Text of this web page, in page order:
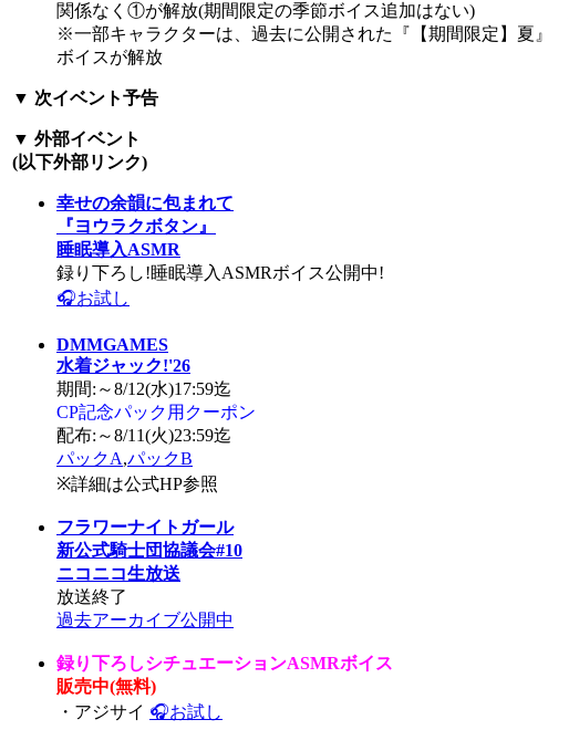
関係なく①が解放(期間限定の季節ボイス追加はない)
※一部キャラクターは、過去に公開された『【期間限定】夏』
ボイスが解放
▼ 次イベント予告
▼ 外部イベント
(以下外部リンク)
幸せの余韻に包まれて
『ヨウラクボタン』
睡眠導入ASMR
録り下ろし!睡眠導入ASMRボイス公開中!
🎧お試し
DMMGAMES
水着ジャック!'26
期間:～8/12(水)17:59迄
CP記念パック用クーポン
配布:～8/11(火)23:59迄
パックA,パックB
※詳細は公式HP参照
フラワーナイトガール
新公式騎士団協議会#10
ニコニコ生放送
放送終了
過去アーカイブ公開中
録り下ろしシチュエーションASMRボイス
販売中(無料)
・アジサイ 🎧お試し